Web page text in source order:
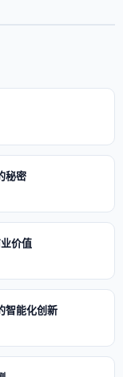
秘密
价值
智能化创新